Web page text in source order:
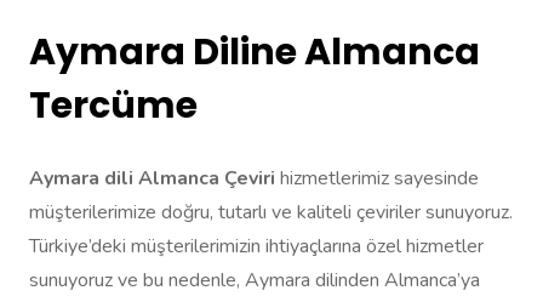
Aymara Diline Almanca
Tercüme
Aymara dili Almanca Çeviri hizmetlerimiz sayesinde
müşterilerimize doğru, tutarlı ve kaliteli çeviriler sunuyoruz.
Türkiye’deki müşterilerimizin ihtiyaçlarına özel hizmetler
sunuyoruz ve bu nedenle, Aymara dilinden Almanca’ya